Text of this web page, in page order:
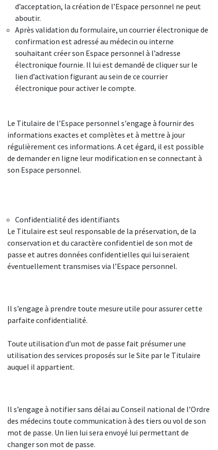
d’acceptation, la création de l’Espace personnel ne peut
aboutir.
Après validation du formulaire, un courrier électronique de
confirmation est adressé au médecin ou interne
souhaitant créer son Espace personnel à l’adresse
électronique fournie. Il lui est demandé de cliquer sur le
lien d’activation figurant au sein de ce courrier
électronique pour activer le compte.
Le Titulaire de l’Espace personnel s'engage à fournir des
informations exactes et complètes et à mettre à jour
régulièrement ces informations. A cet égard, il est possible
de demander en ligne leur modification en se connectant à
son Espace personnel.
Confidentialité des identifiants
Le Titulaire est seul responsable de la préservation, de la
conservation et du caractère confidentiel de son mot de
passe et autres données confidentielles qui lui seraient
éventuellement transmises via l’Espace personnel.
Il s’engage à prendre toute mesure utile pour assurer cette
parfaite confidentialité.
Toute utilisation d’un mot de passe fait présumer une
utilisation des services proposés sur le Site par le Titulaire
auquel il appartient.
Il s’engage à notifier sans délai au Conseil national de l’Ordre
des médecins toute communication à des tiers ou vol de son
mot de passe. Un lien lui sera envoyé lui permettant de
changer son mot de passe.